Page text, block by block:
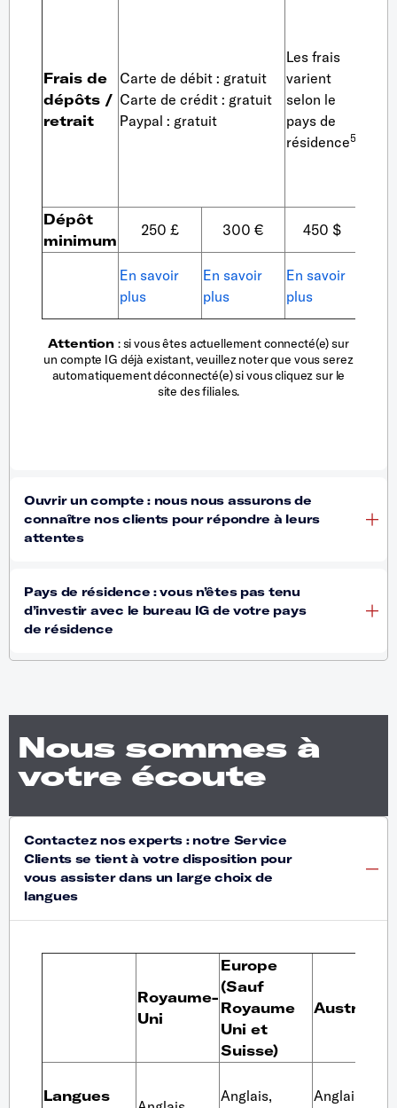
Frais de
dépôts /
retrait
Carte de débit : gratuit
Carte de crédit : gratuit
Paypal : gratuit
Les frais
varient
selon le
pays de
résidence5
Dépôt
minimum
250 £ 300 € 450 $
En savoir
plus
En savoir
plus
En savoir
plus
Attention : si vous êtes actuellement connecté(e) sur
un compte IG déjà existant, veuillez noter que vous serez
automatiquement déconnecté(e) si vous cliquez sur le
site des filiales.
Nous sommes à
votre écoute
Royaume-
Uni
Europe
(Sauf
Royaume
Uni et
Suisse)
Australie
Langues Anglais, Anglais,